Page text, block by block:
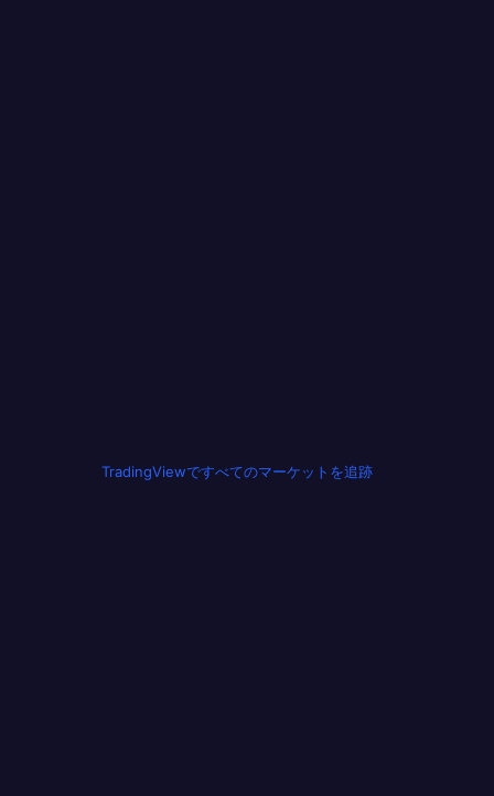
TradingViewですべてのマーケットを追跡